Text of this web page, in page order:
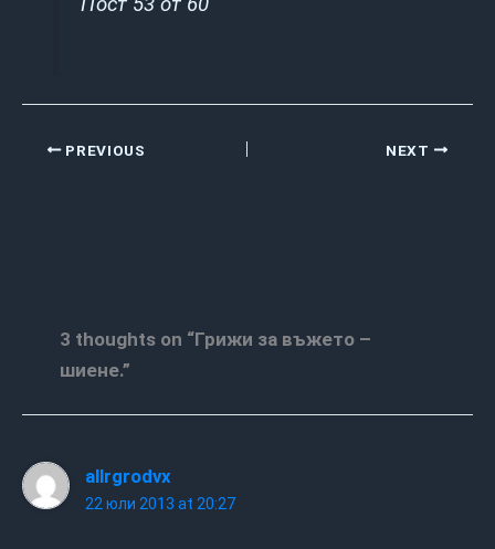
PREVIOUS NEXT
3 thoughts on “Грижи за въжето –
шиене.”
allrgrodvx
22 юли 2013 at 20:27